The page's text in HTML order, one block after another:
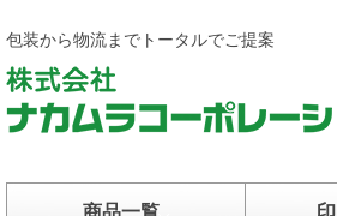
包装から物流までトータルでご提案
商品一覧